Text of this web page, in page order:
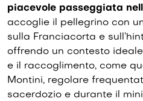
piacevole passeggiata
accoglie il pellegrino con
sulla Franciacorta e
offrendo un contesto
e il raccoglimento, come
Montini, regolare
sacerdozio e durante il